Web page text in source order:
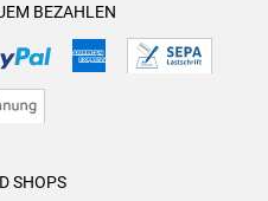
BEZAHLEN
SHOPS